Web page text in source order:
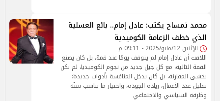
محمد تمساح يكتب: عادل إمام.. بائع العسلية
الذي خطف الزعامة الكوميدية
الإثنين 12/مايو/2025 - 09:11 م
اللافت أن عادل إمام لم يتوقف يومًا عند قمة، بل كان يصنع
القمة التالية، مع كل جيل جديد من نجوم الكوميديا، لم يكن
يخشى المقارنة، بل كان يدخل المنافسة بأدوات جديدة:
تقليل عدد الأعمال، زيادة الجودة، واختيار ما يناسب سنّه
وظرفه السياسي والاجتماعي